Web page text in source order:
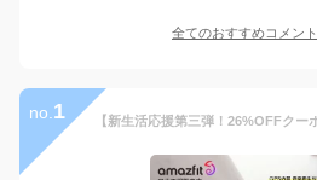
全てのおすすめコメント
no. 1